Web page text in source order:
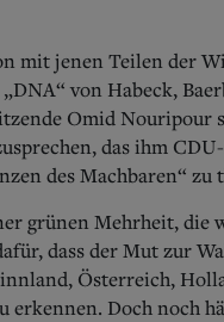
mit jenen Teilen der
von Habeck,
Omid Nouripour
das ihm
des Machbaren“ zu
grünen Mehrheit,
dass der Mut zur
Österreich,
erkennen. Doch noch